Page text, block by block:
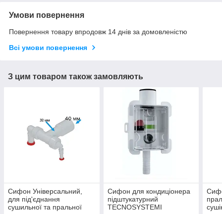
Умови повернення
Повернення товару впродовж 14 днів за домовленістю
Всі умови повернення
З цим товаром також замовляють
Сифон Універсальний,
для під'єднання
сушильної та пральної
Сифон для кондиціонера
підштукатурний
TECNOSYSTEMI